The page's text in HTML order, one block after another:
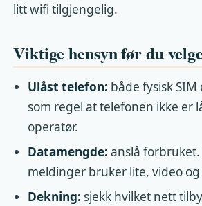
litt wifi tilgjengelig.
Viktige hensyn før du
Ulåst telefon: både fysisk
som regel at telefonen ikke er
operatør.
Datamengde: anslå forbruket.
meldinger bruker lite, video
Dekning: sjekk hvilket nett